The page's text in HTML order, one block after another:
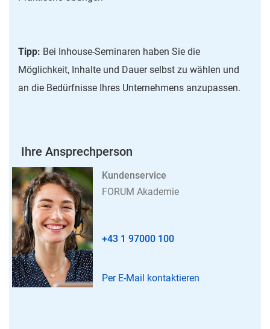
Tipp: Bei Inhouse-Seminaren haben Sie die
Möglichkeit, Inhalte und Dauer selbst zu wählen und
an die Bedürfnisse Ihres Unternehmens anzupassen.
Ihre Ansprechperson
Kundenservice
FORUM Akademie
+43 1 97000 100
Per E-Mail kontaktieren